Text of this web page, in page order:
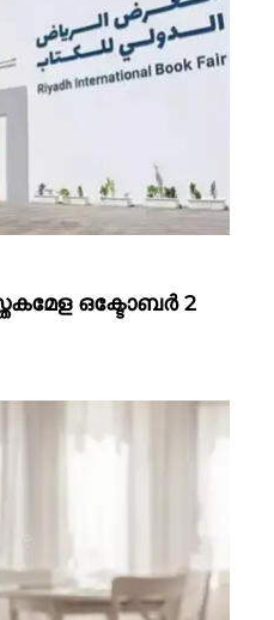
ഒക്ടോബർ 2